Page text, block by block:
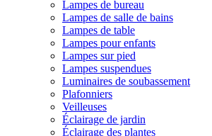
Lampes de bureau
Lampes de salle de bains
Lampes de table
Lampes pour enfants
Lampes sur pied
Lampes suspendues
Luminaires de soubassement
Plafonniers
Veilleuses
Éclairage de jardin
Éclairage des plantes